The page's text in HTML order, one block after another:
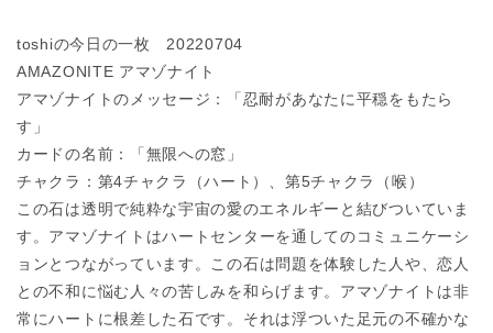
toshiの今日の一枚 20220704
AMAZONITE アマゾナイト
アマゾナイトのメッセージ：「忍耐があなたに平穏をもたら
す」
カードの名前：「無限への窓」
チャクラ：第4チャクラ（ハート）、第5チャクラ（喉）
この石は透明で純粋な宇宙の愛のエネルギーと結びついていま
す。 アマゾナイトはハートセンターを通してのコミュニケーシ
ョンとつながっています 。 この石は問題を体験した人や、恋人
との不和に悩む人々の苦しみを和らげます。アマゾナイトは非
常にハートに根差した石です。 それは浮ついた足元の不確かな